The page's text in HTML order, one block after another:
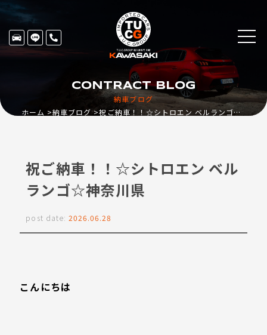
納車ブログ
CONTRACT BLOG
ホーム 納車ブログ 祝ご納車！！☆シトロエン ベルランゴ☆神奈川県
祝ご納車！！☆シトロエン ベル
ランゴ☆神奈川県
post date: 2026.06.28
こんにちは